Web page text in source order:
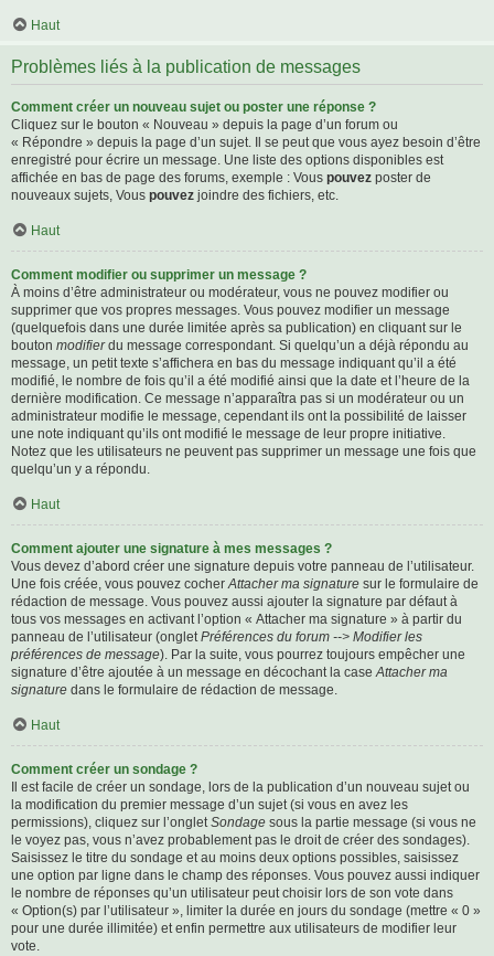
Haut
Problèmes liés à la publication de messages
Comment créer un nouveau sujet ou poster une réponse ?
Cliquez sur le bouton « Nouveau » depuis la page d’un forum ou
« Répondre » depuis la page d’un sujet. Il se peut que vous ayez besoin d’être
enregistré pour écrire un message. Une liste des options disponibles est
affichée en bas de page des forums, exemple : Vous pouvez poster de
nouveaux sujets, Vous pouvez joindre des fichiers, etc.
Haut
Comment modifier ou supprimer un message ?
À moins d’être administrateur ou modérateur, vous ne pouvez modifier ou
supprimer que vos propres messages. Vous pouvez modifier un message
(quelquefois dans une durée limitée après sa publication) en cliquant sur le
bouton modifierdu message correspondant. Si quelqu’un a déjà répondu au
message, un petit texte s’affichera en bas du message indiquant qu’il a été
modifié, le nombre de fois qu’il a été modifié ainsi que la date et l’heure de la
dernière modification. Ce message n’apparaîtra pas si un modérateur ou un
administrateur modifie le message, cependant ils ont la possibilité de laisser
une note indiquant qu’ils ont modifié le message de leur propre initiative.
Notez que les utilisateurs ne peuvent pas supprimer un message une fois que
quelqu’un y a répondu.
Haut
Comment ajouter une signature à mes messages ?
Vous devez d’abord créer une signature depuis votre panneau de l’utilisateur.
Une fois créée, vous pouvez cocherAttacher ma signature sur le formulaire de
rédaction de message. Vous pouvez aussi ajouter la signature par défaut à
tous vos messages en activant l’option « Attacher ma signature » à partir du
panneau de l’utilisateur (ongletPréférences du forum --> Modifier les
préférences de message). Par la suite, vous pourrez toujours empêcher une
signature d’être ajoutée à un message en décochant la caseAttacher ma
signature dans le formulaire de rédaction de message.
Haut
Comment créer un sondage ?
Il est facile de créer un sondage, lors de la publication d’un nouveau sujet ou
la modification du premier message d’un sujet (si vous en avez les
permissions), cliquez sur l’ongletSondage sous la partie message (si vous ne
le voyez pas, vous n’avez probablement pas le droit de créer des sondages).
Saisissez le titre du sondage et au moins deux options possibles, saisissez
une option par ligne dans le champ des réponses. Vous pouvez aussi indiquer
le nombre de réponses qu’un utilisateur peut choisir lors de son vote dans
« Option(s) par l’utilisateur », limiter la durée en jours du sondage (mettre « 0 »
pour une durée illimitée) et enfin permettre aux utilisateurs de modifier leur
vote.